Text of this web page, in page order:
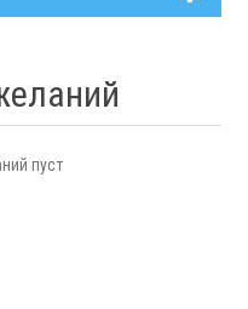
пуст